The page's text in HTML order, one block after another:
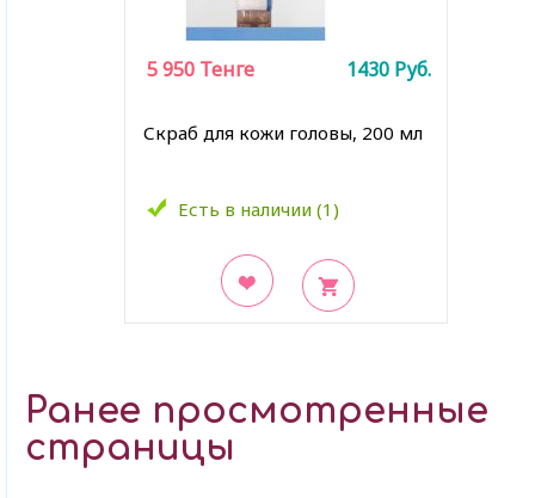
Скраб для кожи головы, 200 мл
Есть в наличии (1)
5 950 Тенге 1430 Руб.
Ранее просмотренные
страницы